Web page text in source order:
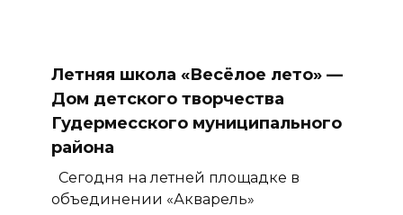
Летняя школа «Весёлое лето» —
Дом детского творчества
Гудермесского муниципального
района
Сегодня на летней площадке в
объединении «Акварель»